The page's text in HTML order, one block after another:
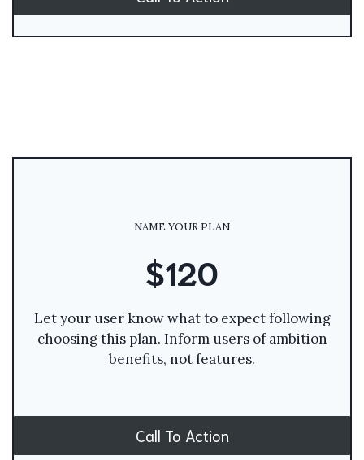
NAME YOUR PLAN
$120
Let your user know what to expect following
choosing this plan. Inform users of ambition
benefits, not features.
Call To Action